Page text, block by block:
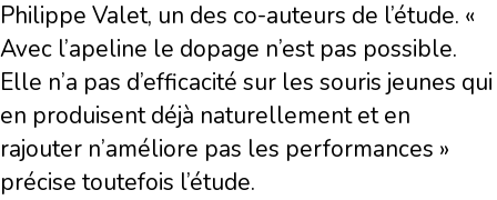
Philippe Valet, un des co-auteurs de l’étude. «
Avec l’apeline le dopage n’est pas possible.
Elle n’a pas d’efficacité sur les souris jeunes qui
en produisent déjà naturellement et en
rajouter n’améliore pas les performances »
précise toutefois l’étude.